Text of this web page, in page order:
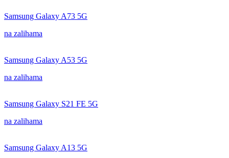
Samsung Galaxy A73 5G
na zalihama
Samsung Galaxy A53 5G
na zalihama
Samsung Galaxy S21 FE 5G
na zalihama
Samsung Galaxy A13 5G